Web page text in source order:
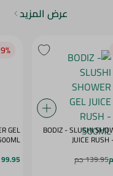
عرض المزيد
BODIZ - SLUSHI
139.95 جم
GEL
DAZE - 500ML
99.95 جم